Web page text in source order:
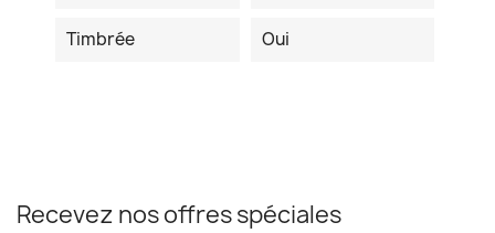
Timbrée Oui
Recevez nos offres spéciales